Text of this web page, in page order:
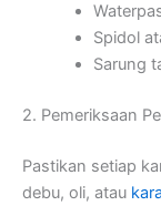
Spidol
Sarung
2. Pemeriksaan
Pastikan setiap
debu, oli, atau